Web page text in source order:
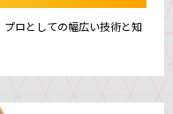
ロとしての幅広い技術と知